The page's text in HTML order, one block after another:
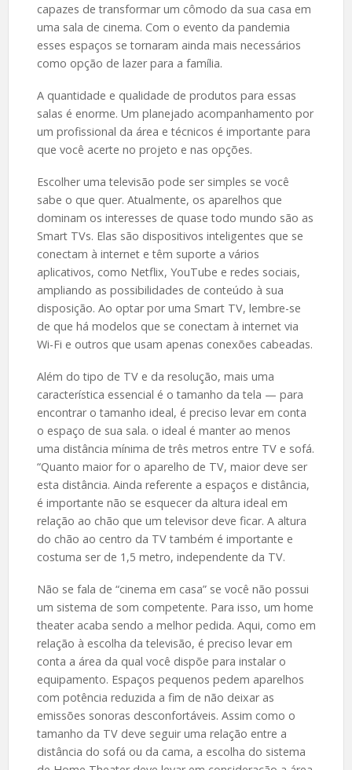
capazes de transformar um cômodo da sua casa em
uma sala de cinema. Com o evento da pandemia
esses espaços se tornaram ainda mais necessários
como opção de lazer para a família.
A quantidade e qualidade de produtos para essas
salas é enorme. Um planejado acompanhamento por
um profissional da área e técnicos é importante para
que você acerte no projeto e nas opções.
Escolher uma televisão pode ser simples se você
sabe o que quer. Atualmente, os aparelhos que
dominam os interesses de quase todo mundo são as
Smart TVs. Elas são dispositivos inteligentes que se
conectam à internet e têm suporte a vários
aplicativos, como Netflix, YouTube e redes sociais,
ampliando as possibilidades de conteúdo à sua
disposição. Ao optar por uma Smart TV, lembre-se
de que há modelos que se conectam à internet via
Wi-Fi e outros que usam apenas conexões cabeadas.
Além do tipo de TV e da resolução, mais uma
característica essencial é o tamanho da tela — para
encontrar o tamanho ideal, é preciso levar em conta
o espaço de sua sala. o ideal é manter ao menos
uma distância mínima de três metros entre TV e sofá.
“Quanto maior for o aparelho de TV, maior deve ser
esta distância. Ainda referente a espaços e distância,
é importante não se esquecer da altura ideal em
relação ao chão que um televisor deve ficar. A altura
do chão ao centro da TV também é importante e
costuma ser de 1,5 metro, independente da TV.
Não se fala de “cinema em casa” se você não possui
um sistema de som competente. Para isso, um home
theater acaba sendo a melhor pedida. Aqui, como em
relação à escolha da televisão, é preciso levar em
conta a área da qual você dispõe para instalar o
equipamento. Espaços pequenos pedem aparelhos
com potência reduzida a fim de não deixar as
emissões sonoras desconfortáveis. Assim como o
tamanho da TV deve seguir uma relação entre a
distância do sofá ou da cama, a escolha do sistema